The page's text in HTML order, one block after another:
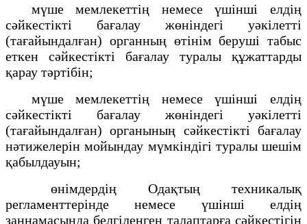
мүше мемлекеттің немесе үшінші елдің
сәйкестікті бағалау жөніндегі уәкілетті
(тағайындалған) органның өтінім беруші табыс
еткен сәйкестікті бағалау туралы құжаттарды
қарау тәртібін;
мүше мемлекеттің немесе үшінші елдің
сәйкестікті бағалау жөніндегі уәкілетті
(тағайындалған) органының сәйкестікті бағалау
нәтижелерін мойындау мүмкіндігі туралы шешім
қабылдауын;
өнімдердің Одақтың техникалық
регламенттерінде немесе үшінші елдің
заңнамасында белгіленген талаптарға сәйкестігін